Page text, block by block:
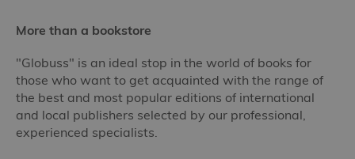
More than a bookstore
"Globuss" is an ideal stop in the world of books for
those who want to get acquainted with the range of
the best and most popular editions of international
and local publishers selected by our professional,
experienced specialists.